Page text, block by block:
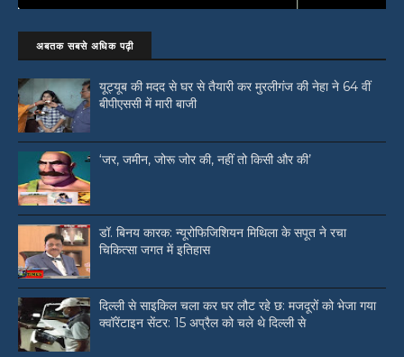
अबतक सबसे अधिक पढ़ी
यूट्यूब की मदद से घर से तैयारी कर मुरलीगंज की नेहा ने 64 वीं
बीपीएससी में मारी बाजी
‘जर, जमीन, जोरू जोर की, नहीं तो किसी और की’
डॉ. बिनय कारक: न्यूरोफिजिशियन मिथिला के सपूत ने रचा
चिकित्सा जगत में इतिहास
दिल्ली से साइकिल चला कर घर लौट रहे छ: मजदूरों को भेजा गया
क्वॉरेंटाइन सेंटर: 15 अप्रैल को चले थे दिल्ली से